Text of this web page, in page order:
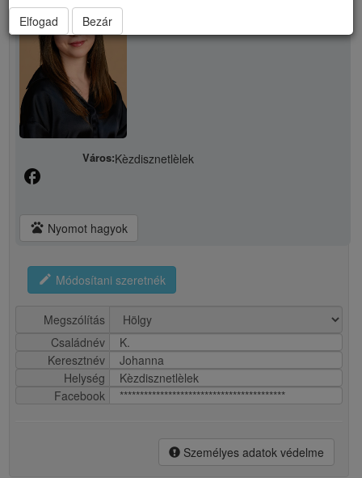
Város:Kèzdisznetlèlek
facebook
pets Nyomot hagyok
edit Módosítani szeretnék
Megszólítás
Családnév
K.
Keresztnév
Johanna
Helység
Kèzdisznetlèlek
Facebook
*****************************************
Személyes adatok védelme
Elfogad Bezár